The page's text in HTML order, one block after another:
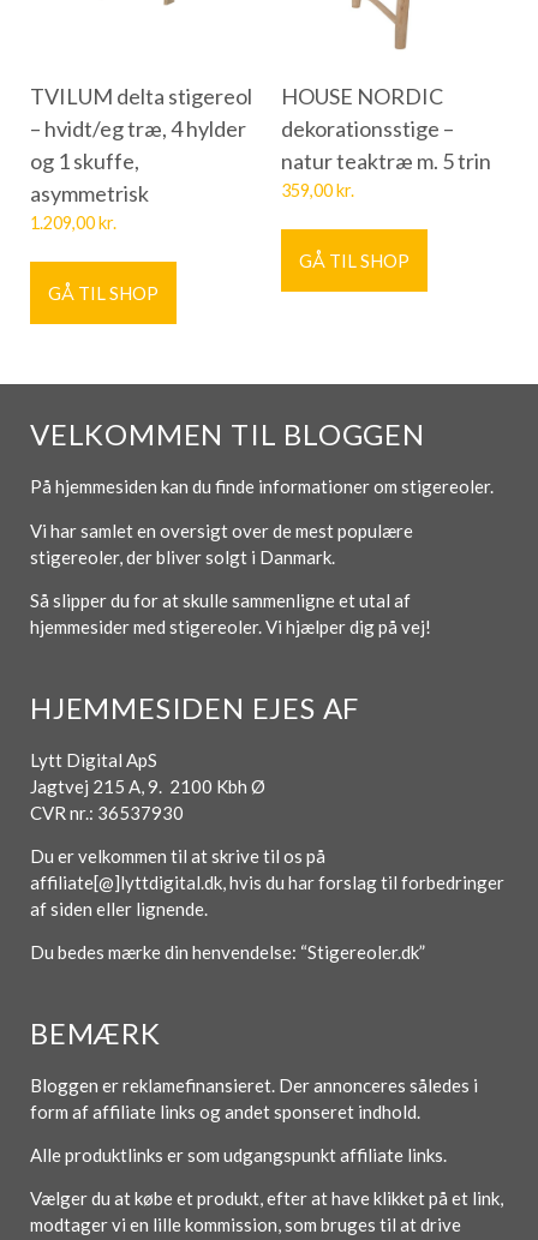
TVILUM delta stigereol
– hvidt/eg træ, 4 hylder
og 1 skuffe,
asymmetrisk
1.209,00kr.
GÅ TIL SHOP
HOUSE NORDIC
dekorationsstige –
natur teaktræ m. 5 trin
359,00kr.
GÅ TIL SHOP
VELKOMMEN TIL BLOGGEN
På hjemmesiden kan du finde informationer om stigereoler.
Vi har samlet en oversigt over de mest populære
stigereoler, der bliver solgt i Danmark.
Så slipper du for at skulle sammenligne et utal af
hjemmesider med stigereoler. Vi hjælper dig på vej!
HJEMMESIDEN EJES AF
Lytt Digital ApS
Jagtvej 215 A, 9. 2100 Kbh Ø
CVR nr.: 36537930
Du er velkommen til at skrive til os på
affiliate[@]lyttdigital.dk, hvis du har forslag til forbedringer
af siden eller lignende.
Du bedes mærke din henvendelse: “Stigereoler.dk”
BEMÆRK
Bloggen er reklamefinansieret. Der annonceres således i
form af affiliate links og andet sponseret indhold.
Alle produktlinks er som udgangspunkt affiliate links.
Vælger du at købe et produkt, efter at have klikket på et link,
modtager vi en lille kommission, som bruges til at drive